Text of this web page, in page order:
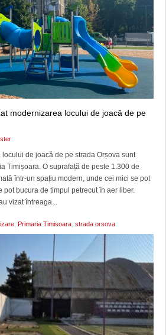
modernizarea locului de joacă de pe
de joacă de pe strada Orșova sunt
Timișoara. O suprafață de peste 1.300 de
într-un spațiu modern, unde cei mici se pot
bucura de timpul petrecut în aer liber.
vizat întreaga...
Primaria Timisoara strada orsova